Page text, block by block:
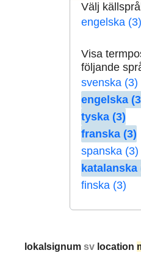
Välj
engelska (3)
Visa
följande
svenska (3)
engelska
tyska (3)
franska (3)
spanska (3)
katalanska
finska (3)
lokalsignumsv location